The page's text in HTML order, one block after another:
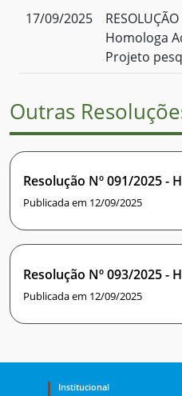
17/09/2025
Homologa
Projeto
Outras
Resolução Nº 091/2025 -
Publicada em 12/09/2025
Resolução Nº 093/2025 -
Publicada em 12/09/2025
Institucional